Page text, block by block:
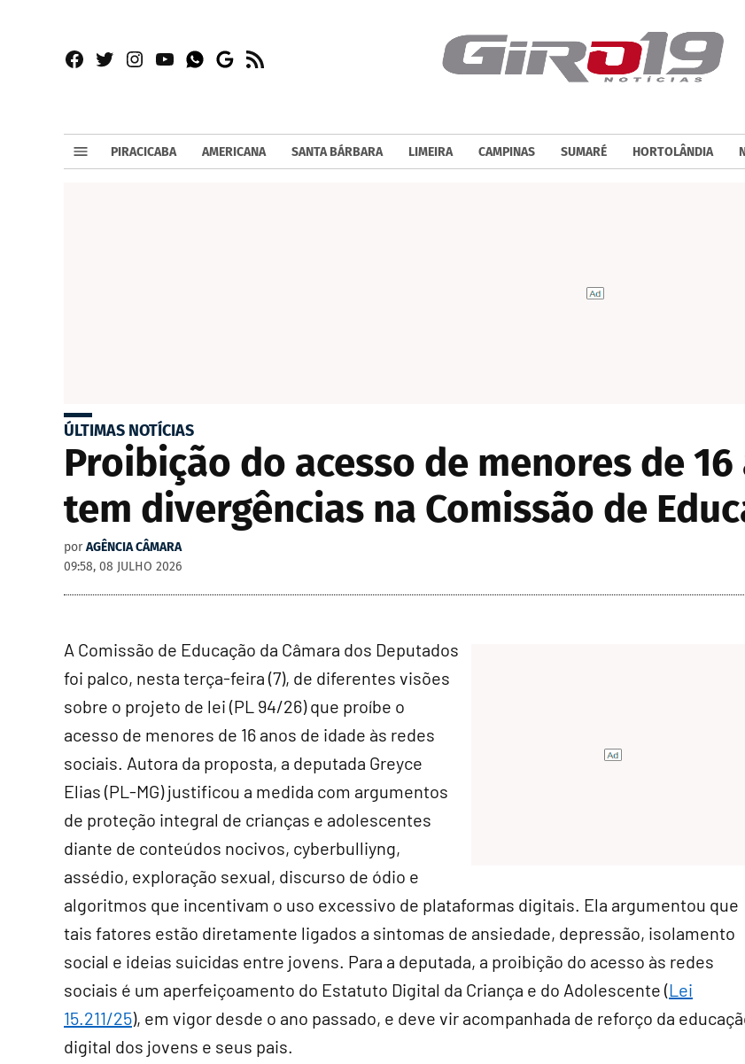
Facebook
TwitterInstagram
YouTubeWhatsapp
Google
RSS
PIRACICABA AMERICANA SANTA BÁRBARA LIMEIRA CAMPINAS SUMARÉ HORTOLÂNDIA
ÚLTIMAS NOTÍCIAS
Proibição do acesso de menores de
tem divergências na Comissão de
por AGÊNCIA CÂMARA
09:58, 08 JULHO 2026
A Comissão de Educação da Câmara dos Deputados
foi palco, nesta terça-feira (7), de diferentes visões
sobre o projeto de lei (PL 94/26) que proíbe o
acesso de menores de 16 anos de idade às redes
sociais. Autora da proposta, a deputada Greyce
Elias (PL-MG) justificou a medida com argumentos
de proteção integral de crianças e adolescentes
diante de conteúdos nocivos, cyberbulliyng,
assédio, exploração sexual, discurso de ódio e
algoritmos que incentivam o uso excessivo de plataformas digitais. Ela argumentou que
tais fatores estão diretamente ligados a sintomas de ansiedade, depressão, isolamento
social e ideias suicidas entre jovens. Para a deputada, a proibição do acesso às redes
sociais é um aperfeiçoamento do Estatuto Digital da Criança e do Adolescente (Lei
15.211/25), em vigor desde o ano passado, e deve vir acompanhada de reforço da
digital dos jovens e seus pais.